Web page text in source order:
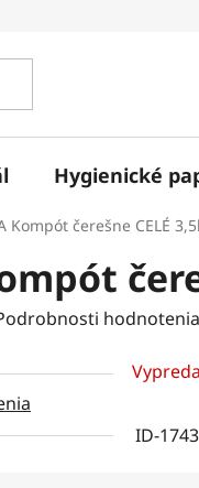
Hygienické
Kompót čerešne CELÉ
hodnotenia
ID-1743